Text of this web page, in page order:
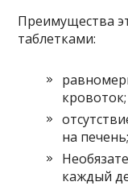
Преимущества
таблетками:
кровоток;
на печень;
каждый